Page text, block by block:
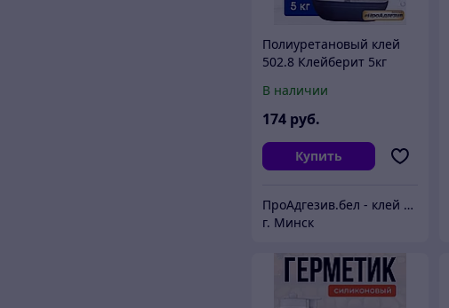
Полиуретановый клей
502.8 Клейберит 5кг
В наличии
174 руб.
Купить
ПроАдгезив.бел - клей c доставкой по Беларуси
г. Минск